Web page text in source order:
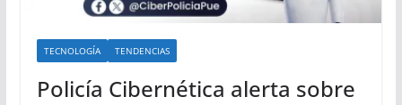
TECNOLOGÍA TENDENCIAS
Policía Cibernética alerta sobre